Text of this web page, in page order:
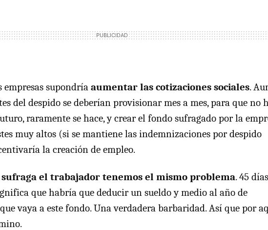
supondría aumentar las cotizaciones sociales.
del despido se deberían provisionar mes a mes, para que no
raramente se hace, y crear el fondo sufragado por la
muy altos (si se mantiene las indemnizaciones por despido
la creación de empleo.
el trabajador tenemos el mismo problema. 45
que habría que deducir un sueldo y medio al año de
vaya a este fondo. Una verdadera barbaridad. Así que por